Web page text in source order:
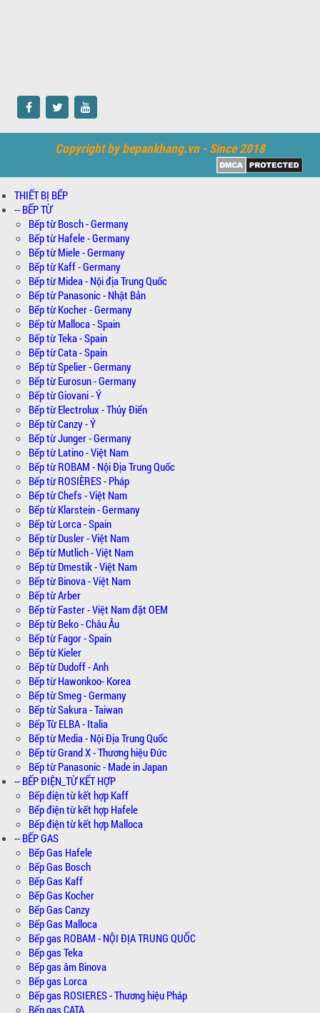
Copyright by bepankhang.vn - Since 2018
THIẾT BỊ BẾP
-- BẾP TỪ
Bếp từ Bosch - Germany
Bếp từ Hafele - Germany
Bếp từ Miele - Germany
Bếp từ Kaff - Germany
Bếp từ Midea - Nội địa Trung Quốc
Bếp từ Panasonic - Nhật Bản
Bếp từ Kocher - Germany
Bếp từ Malloca - Spain
Bếp từ Teka - Spain
Bếp từ Cata - Spain
Bếp từ Spelier - Germany
Bếp từ Eurosun - Germany
Bếp từ Giovani - Ý
Bếp từ Electrolux - Thủy Điển
Bếp từ Canzy - Ý
Bếp từ Junger - Germany
Bếp từ Latino - Việt Nam
Bếp từ ROBAM - Nội Địa Trung Quốc
Bếp từ ROSIÈRES - Pháp
Bếp từ Chefs - Việt Nam
Bếp từ Klarstein - Germany
Bếp từ Lorca - Spain
Bếp từ Dusler - Việt Nam
Bếp từ Mutlich - Việt Nam
Bếp từ Dmestik - Việt Nam
Bếp từ Binova - Việt Nam
Bếp từ Arber
Bếp từ Faster - Việt Nam đặt OEM
Bếp từ Beko - Châu Âu
Bếp từ Fagor - Spain
Bếp từ Kieler
Bếp từ Dudoff - Anh
Bếp từ Hawonkoo- Korea
Bếp từ Smeg - Germany
Bếp từ Sakura - Taiwan
Bếp Từ ELBA - Italia
Bếp từ Media - Nội Địa Trung Quốc
Bếp từ Grand X - Thương hiệu Đức
Bếp từ Panasonic - Made in Japan
-- BẾP ĐIỆN_TỪ KẾT HỢP
Bếp điện từ kết hợp Kaff
Bếp điện từ kết hợp Hafele
Bếp điện từ kết hợp Malloca
-- BẾP GAS
Bếp Gas Hafele
Bếp Gas Bosch
Bếp Gas Kaff
Bếp Gas Kocher
Bếp Gas Canzy
Bếp Gas Malloca
Bếp gas ROBAM - NỘI ĐỊA TRUNG QUỐC
Bếp gas Teka
Bếp gas âm Binova
Bếp gas Lorca
Bếp gas ROSIERES - Thương hiệu Pháp
Bếp gas CATA